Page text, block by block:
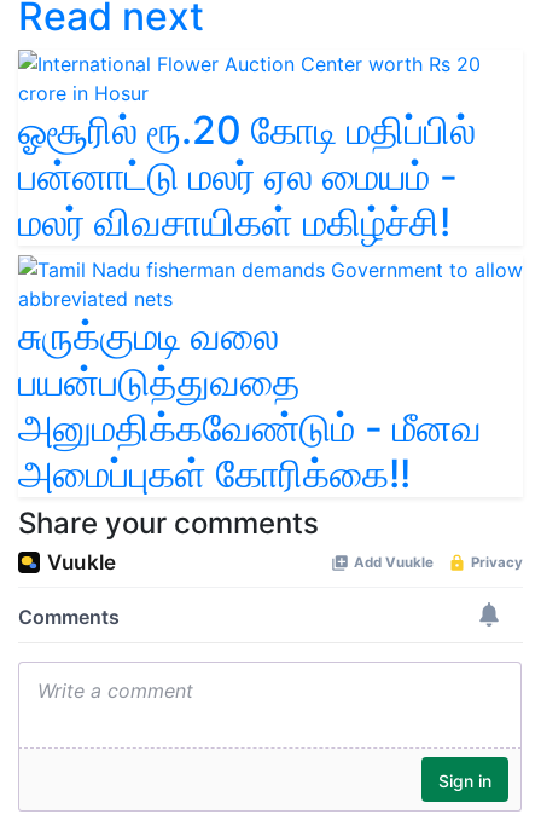
Read next
ஓசூரில் ரூ.20 கோடி மதிப்பில்
பன்னாட்டு மலர் ஏல மையம் -
மலர் விவசாயிகள் மகிழ்ச்சி!
சுருக்குமடி வலை
பயன்படுத்துவதை
அனுமதிக்கவேண்டும் - மீனவ
அமைப்புகள் கோரிக்கை!!
Share your comments